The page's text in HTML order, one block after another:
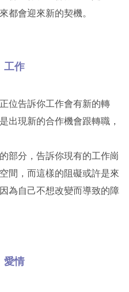
都會迎來新的契機。
工作
位告訴你工作會有新的轉
出現新的合作機會跟轉職，
部分，告訴你現有的工作崗
間，而這樣的阻礙或許是來
為自己不想改變而導致的障
愛情